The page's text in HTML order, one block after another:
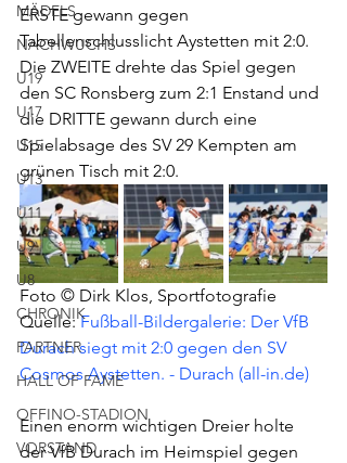
MÄDELS
NACHWUCHS
U19
U17
U15
U13
U11
U9
U8
CHRONIK
PARTNER
HALL OF FAME
OFFINO-STADION
VORSTAND
ERSTE gewann gegen
Tabellenschlusslicht Aystetten mit 2:0.
Die ZWEITE drehte das Spiel gegen
den SC Ronsberg zum 2:1 Enstand und
die DRITTE gewann durch eine
Spielabsage des SV 29 Kempten am
grünen Tisch mit 2:0.
Foto © Dirk Klos, Sportfotografie
Quelle: Fußball-Bildergalerie: Der VfB
Durach siegt mit 2:0 gegen den SV
Cosmos Aystetten. - Durach (all-in.de)
Einen enorm wichtigen Dreier holte
der VfB Durach im Heimspiel gegen